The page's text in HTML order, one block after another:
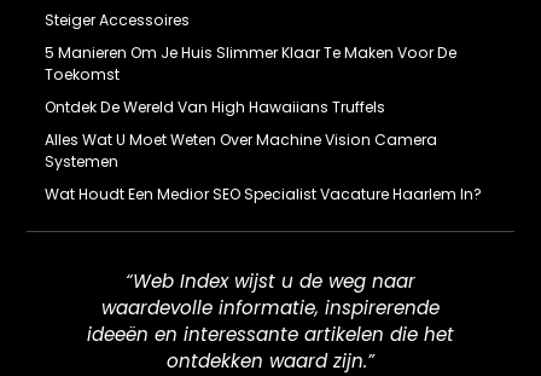
Steiger Accessoires
5 Manieren Om Je Huis Slimmer Klaar Te Maken Voor De
Toekomst
Ontdek De Wereld Van High Hawaiians Truffels
Alles Wat U Moet Weten Over Machine Vision Camera
Systemen
Wat Houdt Een Medior SEO Specialist Vacature Haarlem In?
“Web Index wijst u de weg naar
waardevolle informatie, inspirerende
ideeën en interessante artikelen die het
ontdekken waard zijn.”